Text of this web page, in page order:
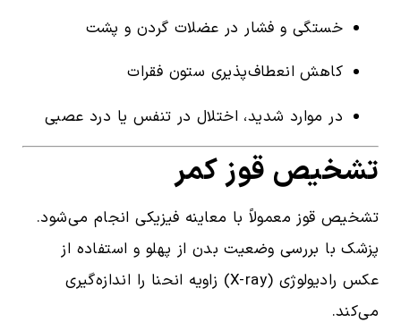
خستگی و فشار در عضلات گردن و پشت
کاهش انعطاف‌پذیری ستون فقرات
در موارد شدید، اختلال در تنفس یا درد عصبی
تشخیص قوز کمر
تشخیص قوز معمولاً با معاینه فیزیکی انجام می‌شود.
پزشک با بررسی وضعیت بدن از پهلو و استفاده از
عکس رادیولوژی (X-ray) زاویه انحنا را اندازه‌گیری
می‌کند.